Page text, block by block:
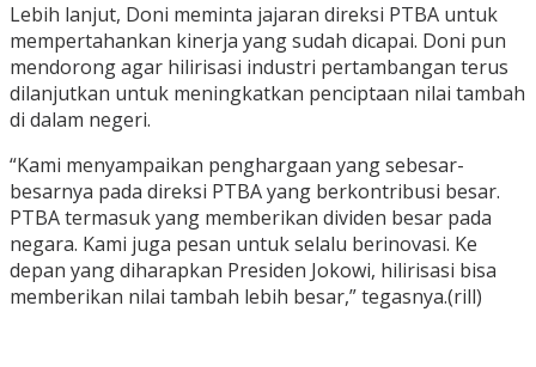
Lebih lanjut, Doni meminta jajaran direksi PTBA untuk
mempertahankan kinerja yang sudah dicapai. Doni pun
mendorong agar hilirisasi industri pertambangan terus
dilanjutkan untuk meningkatkan penciptaan nilai tambah
di dalam negeri.
“Kami menyampaikan penghargaan yang sebesar-
besarnya pada direksi PTBA yang berkontribusi besar.
PTBA termasuk yang memberikan dividen besar pada
negara. Kami juga pesan untuk selalu berinovasi. Ke
depan yang diharapkan Presiden Jokowi, hilirisasi bisa
memberikan nilai tambah lebih besar,” tegasnya.(rill)